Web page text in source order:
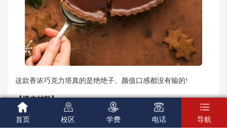
这款香浓巧克力塔真的是绝绝子、颜值口感都没有输的!
【塔皮材料】
低筋面粉 170g、榛果粉 45g、可可粉13g、糖粉A 78g

首页

校区

学费

电话

导航